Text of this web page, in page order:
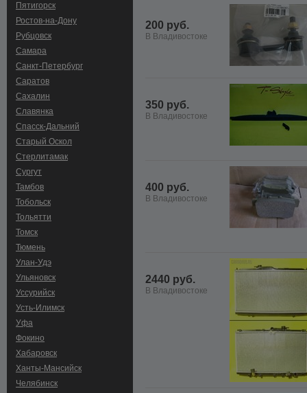
Пятигорск
Ростов-на-Дону
Рубцовск
Самара
Санкт-Петербург
Саратов
Сахалин
Славянка
Спасск-Дальний
Старый Оскол
Стерлитамак
Сургут
Тамбов
Тобольск
Тольятти
Томск
Тюмень
Улан-Удэ
Ульяновск
Уссурийск
Усть-Илимск
Уфа
Фокино
Хабаровск
Ханты-Мансийск
Челябинск
200 руб.
В Владивостоке
350 руб.
В Владивостоке
400 руб.
В Владивостоке
2440 руб.
В Владивостоке